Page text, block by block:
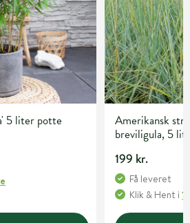
5 liter potte
Amerikansk
breviligula, 5
199 kr.
Få leveret
Klik & Hent i